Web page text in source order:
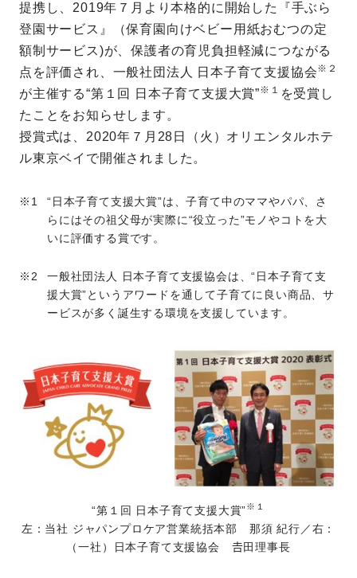
提携し、2019年７月より本格的に開始した『手ぶら
登園サービス』（保育園向けベビー用紙おむつの定
額制サービス)が、保護者の育児負担軽減につながる
点を評価され、一般社団法人 日本子育て支援協会※２
が主催する“第１回 日本子育て支援大賞”※１ を受賞し
たことをお知らせします。
授賞式は、2020年７月28日（火）オリエンタルホテ
ル東京ベイで開催されました。
“日本子育て支援大賞”は、子育て中のママやパパ、さ
らにはその祖父母が実際に“役立った”モノやコトを大
いに評価する賞です。
一般社団法人 日本子育て支援協会は、“日本子育て支
援大賞”というアワードを通して子育てに良い商品、サ
ービスが多く誕生する環境を支援しています。
“第１回 日本子育て支援大賞”※１
左：当社 ジャパンプロケア営業統括本部 那須 紀行／右：
（一社）日本子育て支援協会 𠮷田理事長